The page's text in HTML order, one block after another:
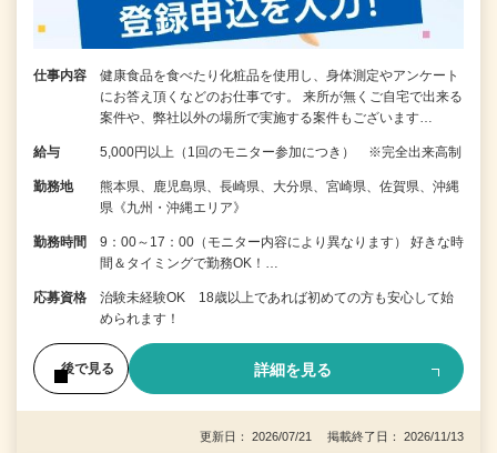
仕事内容
健康食品を食べたり化粧品を使用し、身体測定やアンケート
にお答え頂くなどのお仕事です。 来所が無くご自宅で出来る
案件や、弊社以外の場所で実施する案件もございます…
給与 5,000円以上（1回のモニター参加につき） ※完全出来高制
勤務地
熊本県、鹿児島県、長崎県、大分県、宮崎県、佐賀県、沖縄
県《九州・沖縄エリア》
勤務時間
9：00～17：00（モニター内容により異なります） 好きな時
間＆タイミングで勤務OK！…
応募資格
治験未経験OK 18歳以上であれば初めての方も安心して始
められます！
後で見る 詳細を見る
更新日： 2026/07/21 掲載終了日： 2026/11/13